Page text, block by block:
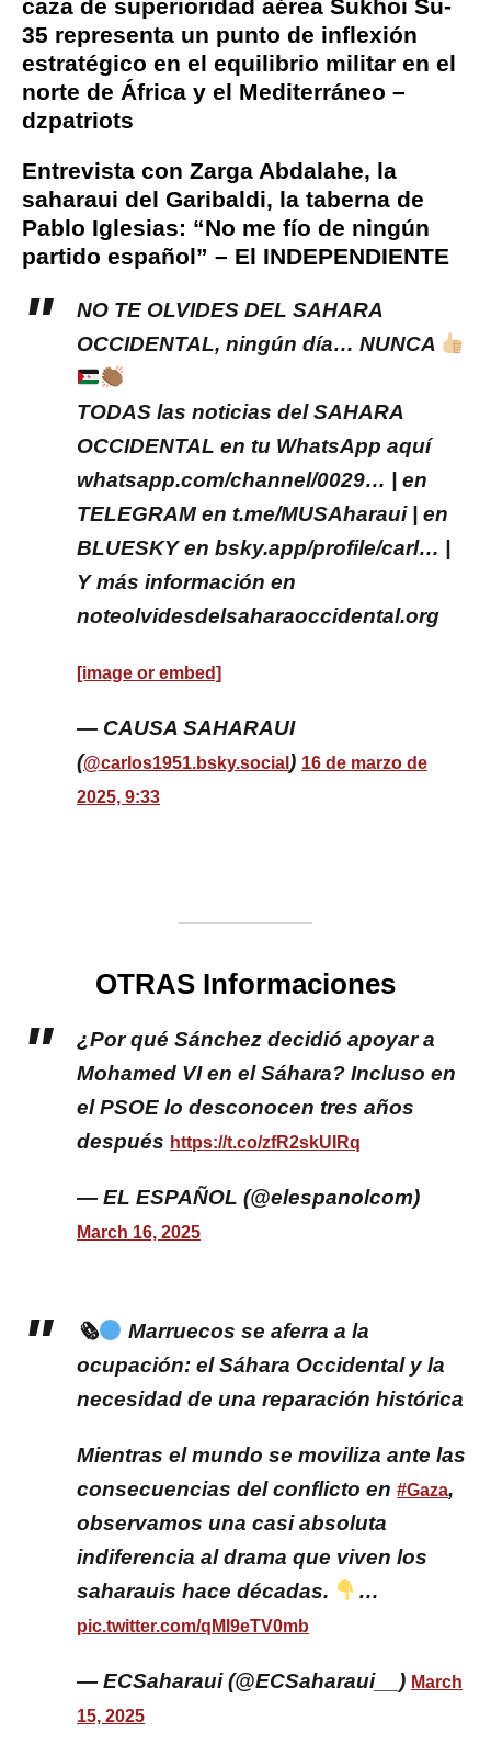
caza de superioridad aérea Sukhoi Su-
35 representa un punto de inflexión
estratégico en el equilibrio militar en el
norte de África y el Mediterráneo –
dzpatriots
Entrevista con Zarga Abdalahe, la
saharaui del Garibaldi, la taberna de
Pablo Iglesias: “No me fío de ningún
partido español” – El INDEPENDIENTE
NO TE OLVIDES DEL SAHARA
OCCIDENTAL, ningún día… NUNCA
TODAS las noticias del SAHARA
OCCIDENTAL en tu WhatsApp aquí
whatsapp.com/channel/0029… | en
TELEGRAM en t.me/MUSAharaui | en
BLUESKY en bsky.app/profile/carl… |
Y más información en
noteolvidesdelsaharaoccidental.org
[image or embed]
— CAUSA SAHARAUI
(@carlos1951.bsky.social ) 16 de marzo de
2025, 9:33
OTRAS Informaciones
¿Por qué Sánchez decidió apoyar a
Mohamed VI en el Sáhara? Incluso en
el PSOE lo desconocen tres años
después https://t.co/zfR2skUIRq
— EL ESPAÑOL (@elespanolcom)
March 16, 2025
🗞
Marruecos se aferra a la
ocupación: el Sáhara Occidental y la
necesidad de una reparación histórica
Mientras el mundo se moviliza ante las
consecuencias del conflicto en #Gaza,
observamos una casi absoluta
indiferencia al drama que viven los
saharauis hace décadas.
…
pic.twitter.com/qMI9eTV0mb
— ECSaharaui (@ECSaharaui__) March
15, 2025